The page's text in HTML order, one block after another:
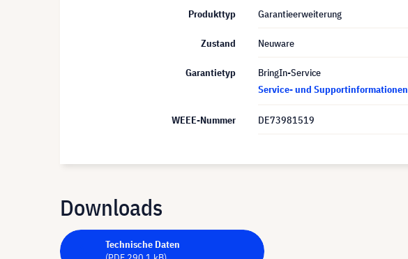
Produkttyp Garantieerweiterung
Zustand Neuware
Garantietyp
BringIn-Service
Service- und Supportinformationen
WEEE-Nummer DE73981519
Downloads
Technische Daten